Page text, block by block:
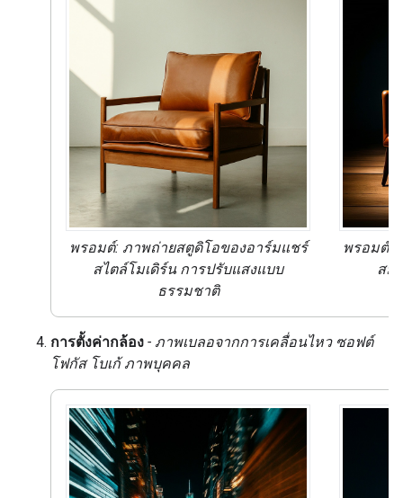
พรอมต์: ภาพถ่ายสตูดิโอของอาร์มแชร์
สไตล์โมเดิร์น การปรับแสงแบบ
ธรรมชาติ
พรอมต์:
สมั
การตั้งค่ากล้อง - ภาพเบลอจากการเคลื่อนไหว ซอฟต์
โฟกัส โบเก้ ภาพบุคคล